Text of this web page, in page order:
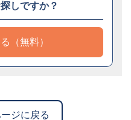
しですか？
（無料）
ジに戻る